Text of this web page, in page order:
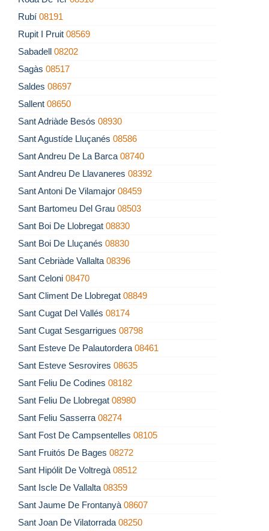
Rubí 08191
Rupit I Pruit 08569
Sabadell 08202
Sagàs 08517
Saldes 08697
Sallent 08650
Sant Adriàde Besós 08930
Sant Agustíde Lluçanés 08586
Sant Andreu De La Barca 08740
Sant Andreu De Llavaneres 08392
Sant Antoni De Vilamajor 08459
Sant Bartomeu Del Grau 08503
Sant Boi De Llobregat 08830
Sant Boi De Lluçanés 08830
Sant Cebriàde Vallalta 08396
Sant Celoni 08470
Sant Climent De Llobregat 08849
Sant Cugat Del Vallés 08174
Sant Cugat Sesgarrigues 08798
Sant Esteve De Palautordera 08461
Sant Esteve Sesrovires 08635
Sant Feliu De Codines 08182
Sant Feliu De Llobregat 08980
Sant Feliu Sasserra 08274
Sant Fost De Campsentelles 08105
Sant Fruitós De Bages 08272
Sant Hipólit De Voltregà 08512
Sant Iscle De Vallalta 08359
Sant Jaume De Frontanyà 08607
Sant Joan De Vilatorrada 08250